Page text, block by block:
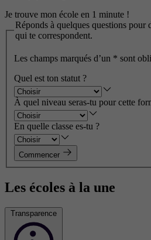
Je trouve mon école en 1 minute !
Réponds à quelques questions pour
qui te correspondent.
Les champs marqués d’un * sont
Quel est ton statut ?
À quel niveau seras-tu pour cette
En quelle classe es-tu ?
Commencer
Les écoles à la une
Transparence